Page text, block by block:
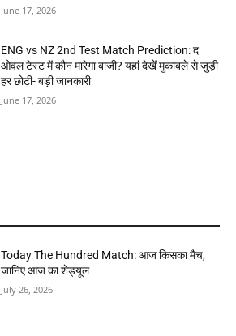
June 17, 2026
ENG vs NZ 2nd Test Match Prediction: द
ओवल टेस्ट में कौन मारेगा बाजी? यहां देखें मुकाबले से जुड़ी
हर छोटी- बड़ी जानकारी
June 17, 2026
Today The Hundred Match: आज किसका मैच,
जानिए आज का शेड्यूल
July 26, 2026